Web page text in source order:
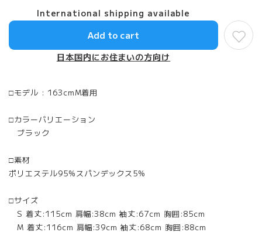
International shipping available
Add to cart
日本国内にお住まいの方向け
□モデル : 163cmM着用
□カラーバリエーション
ブラック
□素材
ポリエステル95%スパンデックス5%
□サイズ
S 着丈:115cm 肩幅:38cm 袖丈:67cm 胸囲:85cm
M 着丈:116cm 肩幅:39cm 袖丈:68cm 胸囲:88cm